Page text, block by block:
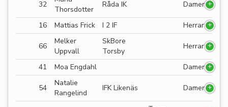
32
Thorsdotter
Råda IK Damer
16 Mattias Frick I 2 IF Herrar
66
Melker
Uppvall
SkBore
Torsby
Herrar
41 Moa Engdahl Damer
54
Natalie
Rangelind
IFK Likenäs Damer